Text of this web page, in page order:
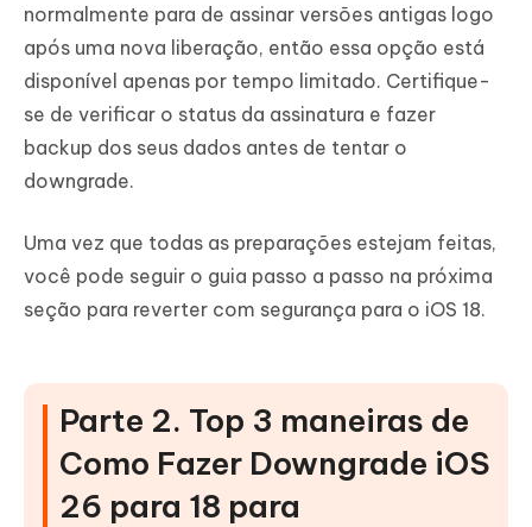
normalmente para de assinar versões antigas logo
após uma nova liberação, então essa opção está
disponível apenas por tempo limitado. Certifique-
se de verificar o status da assinatura e fazer
backup dos seus dados antes de tentar o
downgrade.
Uma vez que todas as preparações estejam feitas,
você pode seguir o guia passo a passo na próxima
seção para reverter com segurança para o iOS 18.
Parte 2. Top 3 maneiras de
Como Fazer Downgrade iOS
26 para 18 para